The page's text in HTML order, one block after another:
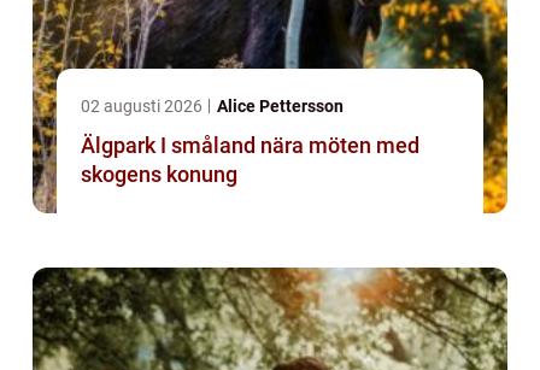
02 augusti 2026 Alice Pettersson
Älgpark I småland nära möten med
skogens konung